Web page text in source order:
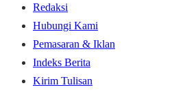
Redaksi
Hubungi Kami
Pemasaran & Iklan
Indeks Berita
Kirim Tulisan